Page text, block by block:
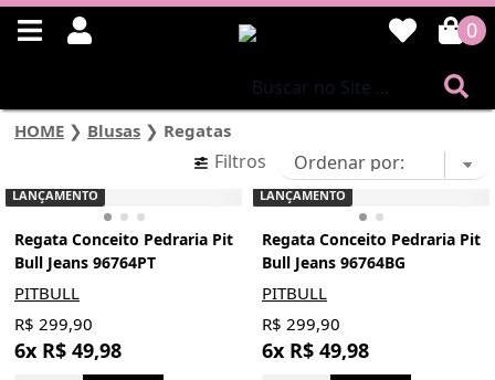
0
HOME ❯ Blusas ❯ Regatas
Filtros
LANÇAMENTO
Regata Conceito Pedraria Pit
Bull Jeans 96764PT
PITBULL
R$ 299,90
6x R$ 49,98
LANÇAMENTO
Regata Conceito Pedraria Pit
Bull Jeans 96764BG
PITBULL
R$ 299,90
6x R$ 49,98